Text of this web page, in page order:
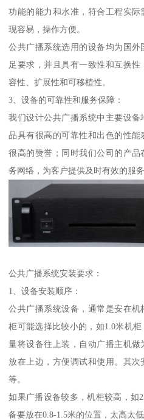
功能的能力和水准，符合工程实
现容易，操作方便。
公共广播系统选用的设备均为国
足要求，并且具有一致性和互换
容性、扩展性和可移植性。
3、设备的可靠性和服务保障：
我们设计公共广播系统中主要设
品具有很高的可靠性和出色的性
很高的赞誉；同时我们公司的产
务网络，为客户提供及时有效的服务
公共广播系统安装要求：
1、设备安装顺序：
公共广播系统设备，通常是安在
柜可能选择比较小的，如1.0米机
量将设备往上装，自动广播主机
放在上边，方便调试和使用。其
等。
如果广播设备较多，机柜较高，如
备要放在0.8-1.5米的位置，太高太